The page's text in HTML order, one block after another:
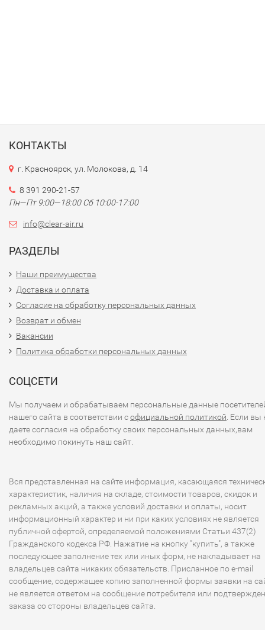
КОНТАКТЫ
г. Красноярск, ул. Молокова, д. 14
8 391 290-21-57
Пн—Пт 9:00—18:00 Сб 10:00-17:00
info@clear-air.ru
РАЗДЕЛЫ
Наши преимущества
Доставка и оплата
Согласие на обработку персональных данных
Возврат и обмен
Вакансии
Политика обработки персональных данных
СОЦСЕТИ
Мы получаем и обрабатываем персональные данные
нашего сайта в соответствии софициальной политикой . Если вы
даете согласия на обработку своих персональных данных,вам
необходимо покинуть наш сайт.
Вся представленная на сайте информация, касающаяся
характеристик, наличия на складе, стоимости товаров, скидок и
рекламных акций, а также условий доставки и оплаты, носит
информационный характер и ни при каких условиях не является
публичной офертой, определяемой положениями Статьи 437(2)
Гражданского кодекса РФ. Нажатие на кнопку "купить", а также
последующее заполнение тех или иных форм, не накладывает на
владельцев сайта никаких обязательств. Присланное по e-mail
сообщение, содержащее копию заполненной формы заявки на
не является ответом на сообщение потребителя или
заказа со стороны владельцев сайта.